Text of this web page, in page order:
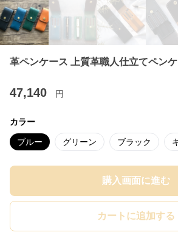
革ペンケース 上質革職人仕立てペン
47,140 円
カラー
ブルー グリーン ブラック
購入画面に進む
カートに追加する